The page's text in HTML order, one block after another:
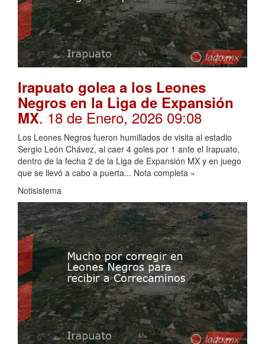
Irapuato golea a los Leones
Negros en la Liga de Expansión
MX. 18 de Enero, 2026 09:08
Los Leones Negros fueron humillados de visita al estadio
Sergio León Chávez, al caer 4 goles por 1 ante el Irapuato,
dentro de la fecha 2 de la Liga de Expansión MX y en juego
que se llevó a cabo a puerta... Nota completa »
Notisistema